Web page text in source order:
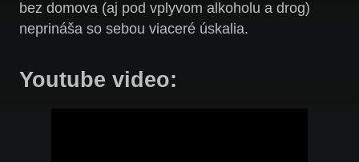
bez domova (aj pod vplyvom alkoholu a drog)
neprináša so sebou viaceré úskalia.
Youtube video: